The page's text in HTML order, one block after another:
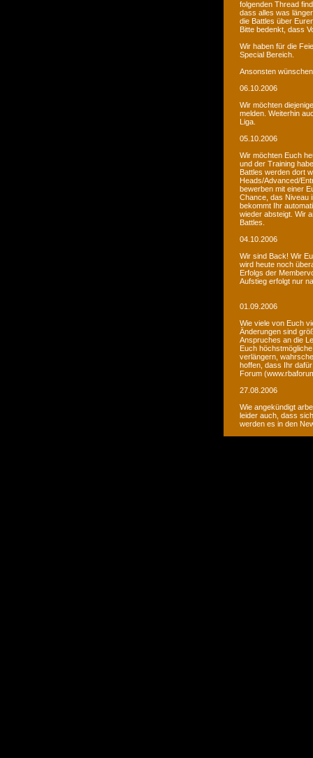
folgenden Thread
dass alles was
die Battles über
Bitte bedenkt, dass
Wir haben für die
Special Bereich.
Ansonsten
06.10.2006
Wir möchten
melden. Weiterhin
Liga.
05.10.2006
Wir möchten Euch
und der Training
Battles werden dort
Heads/Advanced/
bewerben mit einer
Chance, das Niveau
bekommt Ihr
wieder absteigt. Wir
Battles.
04.10.2006
Wir sind Back! Wir
wird heute noch
Erfolgs der
Aufstieg erfolgt nur
01.09.2006
Wie viele von Euch
Änderungen sind
Anspruches an die
Euch
verlängern,
hoffen, dass Ihr
Forum
27.08.2006
Wie angekündigt
leider auch, dass
werden es in den